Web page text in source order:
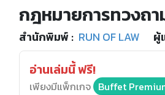
กฎหมายการทวงถ
สำนักพิมพ์ : RUN OF LAW ผู้
อ่านเล่มนี้ ฟรี!
เพียงมีแพ็กเกจ Buffet